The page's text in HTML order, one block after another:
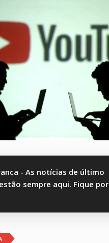
- As notícias de último
sempre aqui. Fique por